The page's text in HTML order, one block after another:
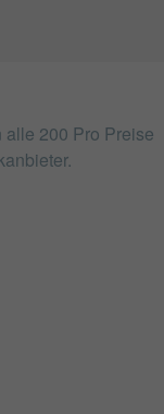
200 Pro Preise